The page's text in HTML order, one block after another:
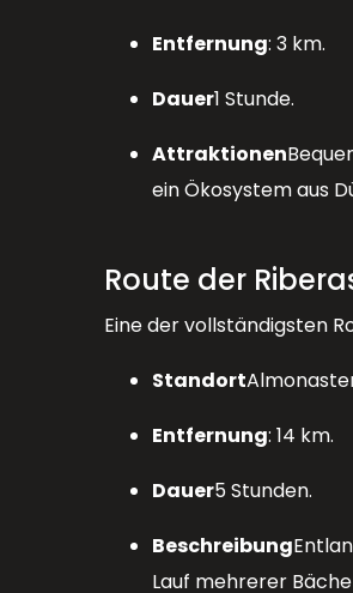
Entfernung: 3 km.
Dauer1 Stunde.
Attraktionen
ein Ökosystem aus
Route der
Eine der vollständigsten
Standort
Entfernung: 14 km.
Dauer5 Stunden.
Beschreibung
Lauf mehrerer